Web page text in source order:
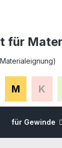
für
M K
für Gewinde